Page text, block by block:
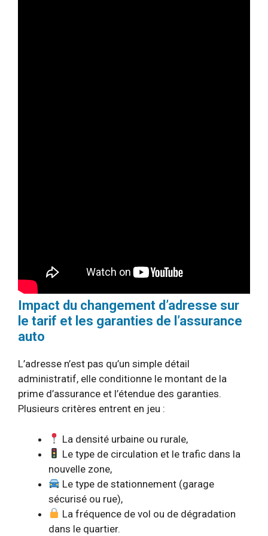
Impact du changement d’adresse sur
le tarif et les garanties de l’assurance
auto
L’adresse n’est pas qu’un simple détail
administratif, elle conditionne le montant de la
prime d’assurance et l’étendue des garanties.
Plusieurs critères entrent en jeu :
La densité urbaine ou rurale,
Le type de circulation et le trafic dans la
nouvelle zone,
Le type de stationnement (garage
sécurisé ou rue),
La fréquence de vol ou de dégradation
dans le quartier.